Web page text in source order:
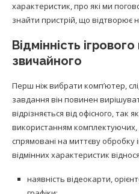
характеристик, про які ми
знайти пристрій, що відтворює
Відмінність
звичайного
Перш ніж вибрати комп’ютер,
завдання він повинен
відрізняється від офісного, так
використанням комплектуючих,
спрямовані на миттєву обробку
відмінних характеристик
наявність відеокарти,